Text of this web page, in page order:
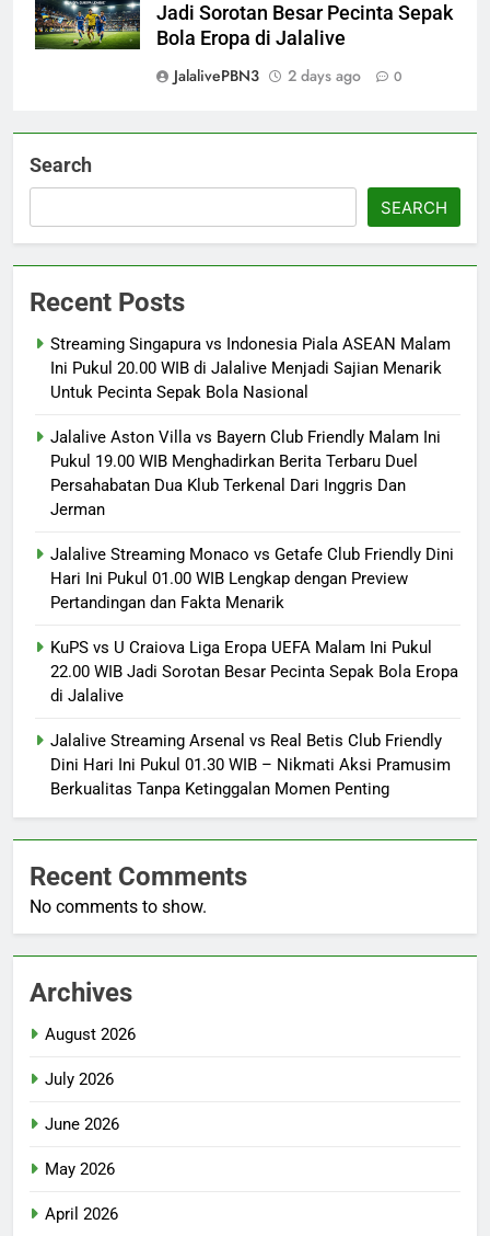
Jadi Sorotan Besar Pecinta Sepak
Bola Eropa di Jalalive
JalalivePBN3
2 days ago 0
Search
SEARCH
Recent Posts
Streaming Singapura vs Indonesia Piala ASEAN Malam
Ini Pukul 20.00 WIB di Jalalive Menjadi Sajian Menarik
Untuk Pecinta Sepak Bola Nasional
Jalalive Aston Villa vs Bayern Club Friendly Malam Ini
Pukul 19.00 WIB Menghadirkan Berita Terbaru Duel
Persahabatan Dua Klub Terkenal Dari Inggris Dan
Jerman
Jalalive Streaming Monaco vs Getafe Club Friendly Dini
Hari Ini Pukul 01.00 WIB Lengkap dengan Preview
Pertandingan dan Fakta Menarik
KuPS vs U Craiova Liga Eropa UEFA Malam Ini Pukul
22.00 WIB Jadi Sorotan Besar Pecinta Sepak Bola Eropa
di Jalalive
Jalalive Streaming Arsenal vs Real Betis Club Friendly
Dini Hari Ini Pukul 01.30 WIB – Nikmati Aksi Pramusim
Berkualitas Tanpa Ketinggalan Momen Penting
Recent Comments
No comments to show.
Archives
August 2026
July 2026
June 2026
May 2026
April 2026